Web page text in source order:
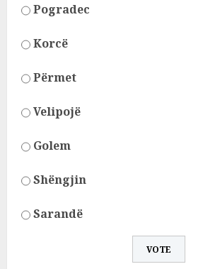
Pogradec
Korcë
Përmet
Velipojë
Golem
Shëngjin
Sarandë